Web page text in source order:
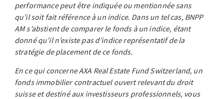
performance peut être indiquée ou mentionnée sans
qu’il soit fait référence à un indice. Dans un tel cas, BNPP
AM s’abstient de comparer le fonds à un indice, étant
donné qu’il n’existe pas d’indice représentatif de la
stratégie de placement de ce fonds.
En ce qui concerne AXA Real Estate Fund Switzerland, un
fonds immobilier contractuel ouvert relevant du droit
suisse et destiné aux investisseurs professionnels, vous